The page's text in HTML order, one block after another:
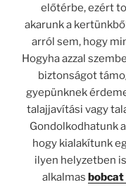
előtérbe, ezért
akarunk a
arról sem, hogy
Hogyha azzal
biztonságot
gyepünknek
talajjavítási vagy
Gondolkodhatunk
hogy kialakítunk
ilyen helyzetben
alkalmas